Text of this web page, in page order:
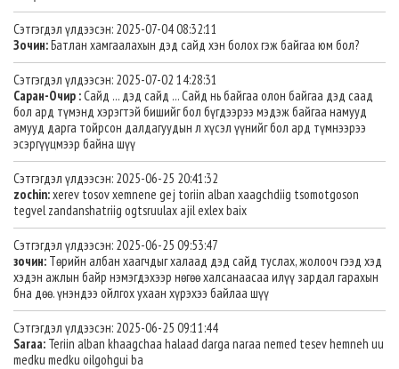
Сэтгэгдэл үлдээсэн: 2025-07-04 08:32:11
Зочин:Батлан хамгаалахын дэд сайд хэн болох гэж байгаа юм бол?
Сэтгэгдэл үлдээсэн: 2025-07-02 14:28:31
Саран-Очир :Сайд ... дэд сайд ... Сайд нь байгаа олон байгаа дэд саад
бол ард түмэнд хэрэгтэй бишийг бол бүгдээрээ мэдэж байгаа намууд
амууд дарга тойрсон далдагуудын л хүсэл үүнийг бол ард түмнээрээ
эсэргүүцмээр байна шүү
Сэтгэгдэл үлдээсэн: 2025-06-25 20:41:32
zochin:xerev tosov xemnene gej toriin alban xaagchdiig tsomotgoson
tegvel zandanshatriig ogtsruulax ajil exlex baix
Сэтгэгдэл үлдээсэн: 2025-06-25 09:53:47
зочин: Төрийн албан хаагчдыг халаад дэд сайд туслах, жолооч гээд хэд
хэдэн ажлын байр нэмэгдэхээр нөгөө халсанаасаа илүү зардал гарахын
бна дөө. үнэндээ ойлгох ухаан хүрэхээ байлаа шүү
Сэтгэгдэл үлдээсэн: 2025-06-25 09:11:44
Saraa: Teriin alban khaagchaa halaad darga naraa nemed tesev hemneh uu
medku medku oilgohgui ba